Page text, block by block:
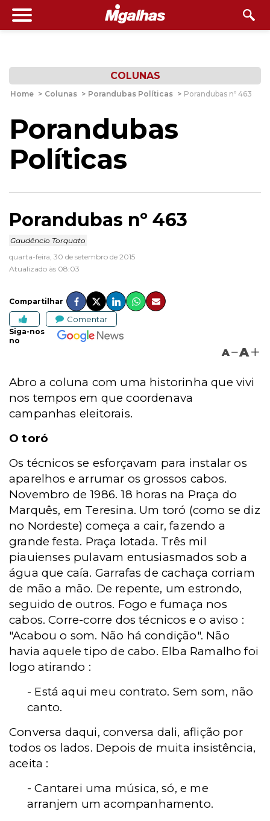
COLUNAS
Home > Colunas > Porandubas Políticas > Porandubas nº 463
Porandubas
Políticas
Porandubas nº 463
Gaudêncio Torquato
quarta-feira, 30 de setembro de 2015
Atualizado às 08:03
Compartilhar
Comentar
Siga-nos
no
A A
Abro a coluna com uma historinha que vivi
nos tempos em que coordenava
campanhas eleitorais.
O toró
Os técnicos se esforçavam para instalar os
aparelhos e arrumar os grossos cabos.
Novembro de 1986. 18 horas na Praça do
Marquês, em Teresina. Um toró (como se diz
no Nordeste) começa a cair, fazendo a
grande festa. Praça lotada. Três mil
piauienses pulavam entusiasmados sob a
água que caía. Garrafas de cachaça corriam
de mão a mão. De repente, um estrondo,
seguido de outros. Fogo e fumaça nos
cabos. Corre-corre dos técnicos e o aviso :
"Acabou o som. Não há condição". Não
havia aquele tipo de cabo. Elba Ramalho foi
logo atirando :
- Está aqui meu contrato. Sem som, não
canto.
Conversa daqui, conversa dali, aflição por
todos os lados. Depois de muita insistência,
aceita :
- Cantarei uma música, só, e me
arranjem um acompanhamento.